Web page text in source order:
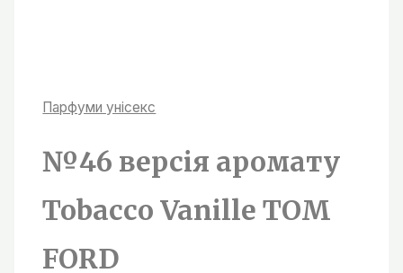
Парфуми унiсекс
№46 версія аромату
Tobacco Vanille TOM
FORD